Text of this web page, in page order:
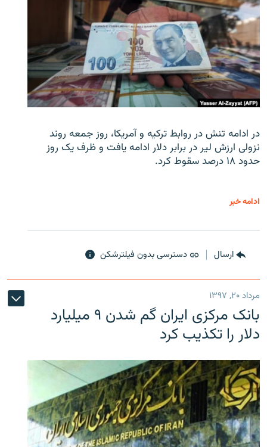
در ادامه تنش در روابط ترکیه و آمریکا، روز جمعه روند
نزولی ارزش لیر در برابر دلار ادامه یافت و ظرف یک روز
حدود ۱۸ درصد سقوط کرد.
ادامه خبر
ارسال دسترسی بدون فیلترشکن
مرداد ۲۰, ۱۳۹۷
بانک مرکزی ایران گم شدن ۹ میلیارد
دلار را تکذیب کرد